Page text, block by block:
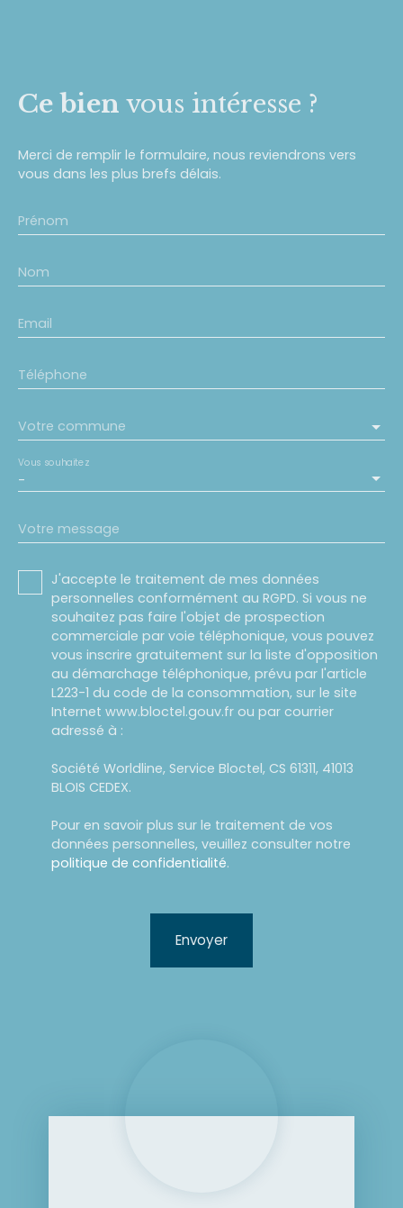
Ce bien vous intéresse ?
Merci de remplir le formulaire, nous reviendrons vers
vous dans les plus brefs délais.
Prénom
Nom
Email
Téléphone
Votre commune
-
Vous souhaitez
Votre message
J'accepte le traitement de mes données
personnelles conformément au RGPD. Si vous ne
souhaitez pas faire l'objet de prospection
commerciale par voie téléphonique, vous pouvez
vous inscrire gratuitement sur la liste d'opposition
au démarchage téléphonique, prévu par l'article
L223-1 du code de la consommation, sur le site
Internet www.bloctel.gouv.fr ou par courrier
adressé à :
Société Worldline, Service Bloctel, CS 61311, 41013
BLOIS CEDEX.
Pour en savoir plus sur le traitement de vos
données personnelles, veuillez consulter notre
politique de confidentialité.
Envoyer